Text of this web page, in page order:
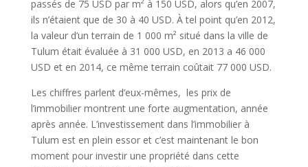
passés de 75 USD par m² à 150 USD, alors qu’en 2007,
ils n’étaient que de 30 à 40 USD. À tel point qu’en 2012,
la valeur d’un terrain de 1 000 m² situé dans la ville de
Tulum était évaluée à 31 000 USD, en 2013 a 46 000
USD et en 2014, ce même terrain coûtait 77 000 USD.
Les chiffres parlent d’eux-mêmes, les prix de
l’immobilier montrent une forte augmentation, année
après année. L’investissement dans l’immobilier à
Tulum est en plein essor et c’est maintenant le bon
moment pour investir une propriété dans cette